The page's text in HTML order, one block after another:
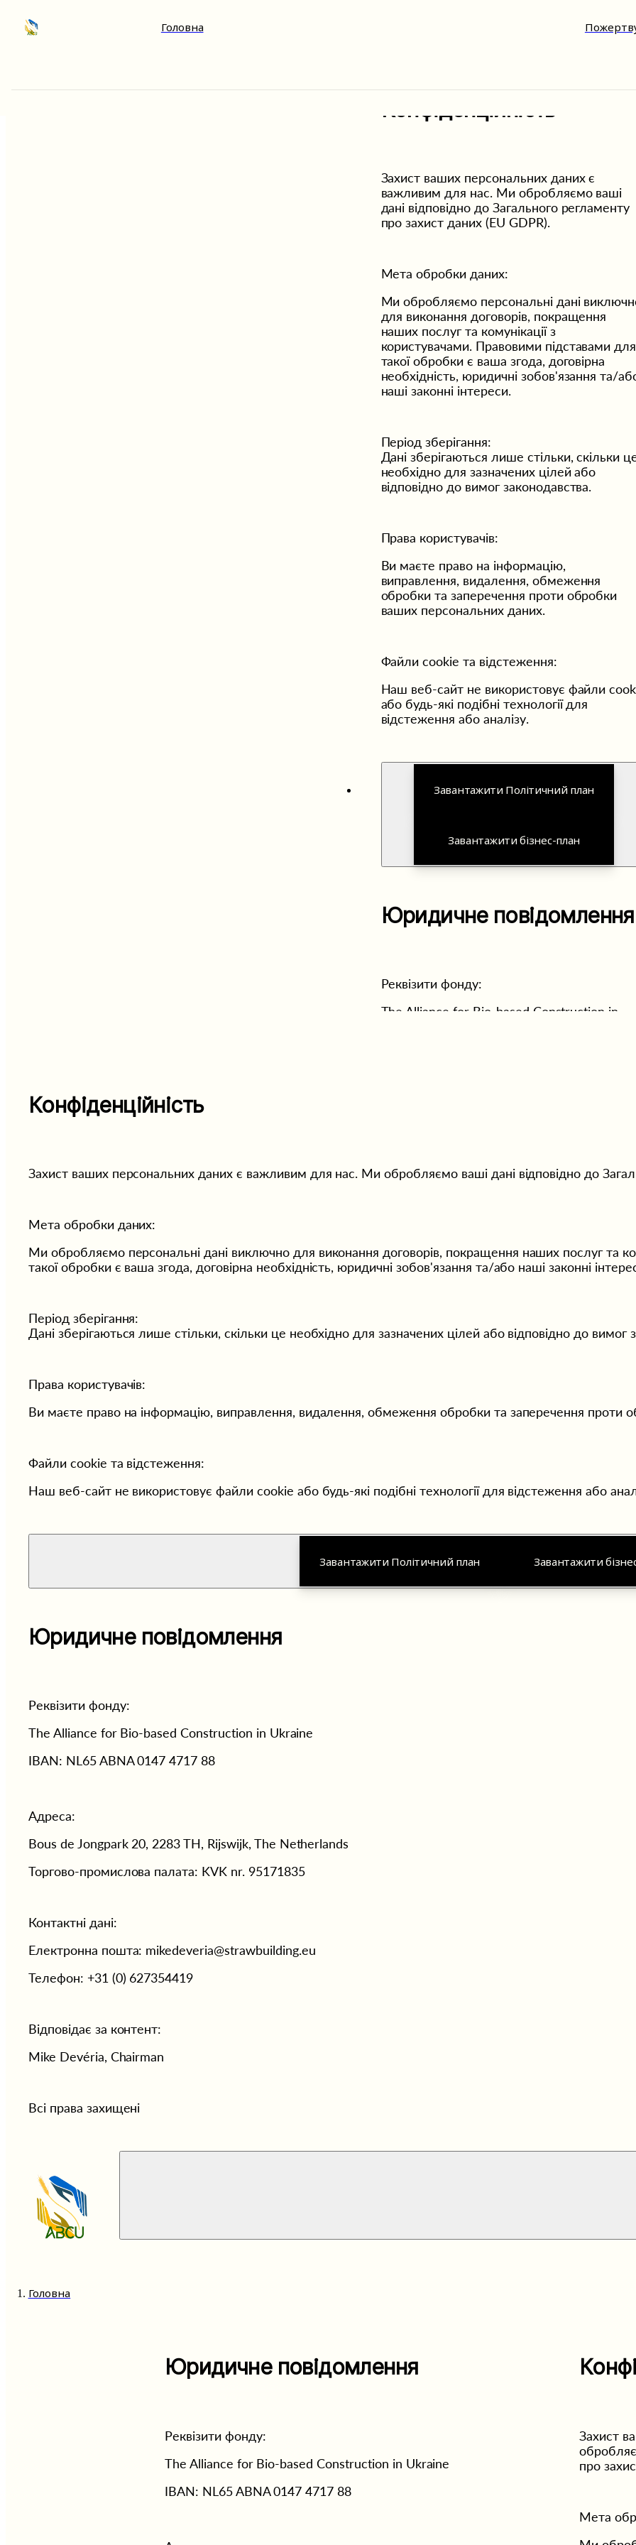
Конфіденційність
Захист ваших персональних даних є
важливим для нас. Ми обробляємо ваші
дані відповідно до Загального регламенту
про захист даних (EU GDPR).
Мета обробки даних:
Ми обробляємо персональні дані
для виконання договорів, покращення
наших послуг та комунікації з
користувачами. Правовими підставами для
такої обробки є ваша згода, договірна
необхідність, юридичні зобов'язання та/
наші законні інтереси.
Період зберігання:
Дані зберігаються лише стільки, скільки
необхідно для зазначених цілей або
відповідно до вимог законодавства.
Права користувачів:
Ви маєте право на інформацію,
виправлення, видалення, обмеження
обробки та заперечення проти обробки
ваших персональних даних.
Файли cookie та відстеження:
Наш веб-сайт не використовує файли
або будь-які подібні технології для
відстеження або аналізу.
Завантажити Політичний план
Завантажити бізнес-план
Юридичне повідомлення
Реквізити фонду:
The Alliance for Bio-based Construction in
Торгово-промислова палата: KVK nr.
Контактні дані:
Електронна пошта:
Головна
Конфіденційність
Захист ваших персональних даних є важливим для нас. Ми обробляємо ваші дані відповідно до
Мета обробки даних:
Ми обробляємо персональні дані виключно для виконання договорів, покращення наших послуг та
такої обробки є ваша згода, договірна необхідність, юридичні зобов'язання та/або наші законні
Період зберігання:
Дані зберігаються лише стільки, скільки це необхідно для зазначених цілей або відповідно до вимог
Права користувачів:
Ви маєте право на інформацію, виправлення, видалення, обмеження обробки та заперечення проти
Файли cookie та відстеження:
Наш веб-сайт не використовує файли cookie або будь-які подібні технології для відстеження або
Завантажити Політичний план Завантажити
Юридичне повідомлення
Реквізити фонду:
The Alliance for Bio-based Construction in Ukraine
IBAN: NL65 ABNA 0147 4717 88
Адреса:
Bous de Jongpark 20, 2283 TH, Rijswijk, The Netherlands
Торгово-промислова палата: KVK nr. 95171835
Контактні дані:
Електронна пошта: mikedeveria@strawbuilding.eu
Телефон: +31 (0) 627354419
Відповідає за контент:
Mike Devéria, Chairman
Всі права захищені
Головна
Юридичне повідомлення
Реквізити фонду:
The Alliance for Bio-based Construction in Ukraine
IBAN: NL65 ABNA 0147 4717 88
Захист
про
Мета